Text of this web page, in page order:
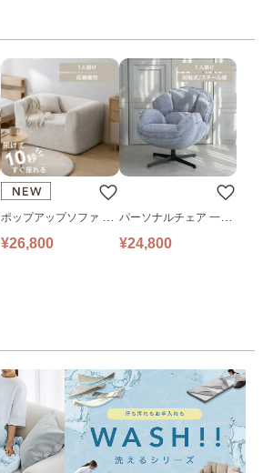
ポップアップソファ ソ
ファ フロアソファ 幅10
¥26,800
パーソナルチェア 一人
掛けソファ O’HANA ソ
¥24,800